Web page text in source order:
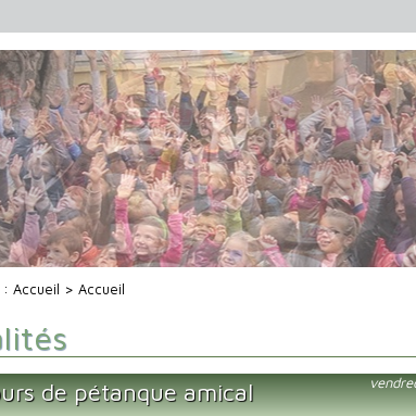
:Accueil > Accueil
de pétanque amical